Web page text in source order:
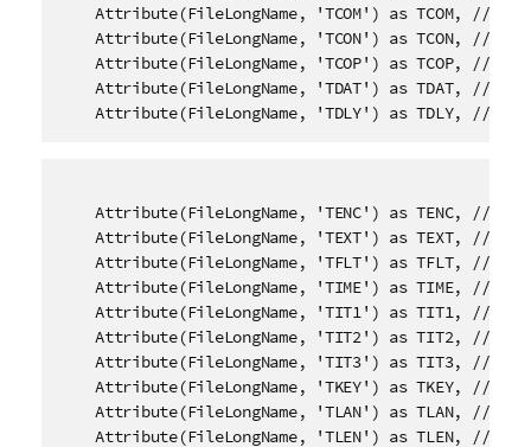
Attribute(FileLongName, 'TCOM') as TCOM, //
Attribute(FileLongName, 'TCON') as TCON, //
Attribute(FileLongName, 'TCOP') as TCOP, //
Attribute(FileLongName, 'TDAT') as TDAT, //
Attribute(FileLongName, 'TDLY') as TDLY, //
Attribute(FileLongName, 'TENC') as TENC, //
Attribute(FileLongName, 'TEXT') as TEXT, //
Attribute(FileLongName, 'TFLT') as TFLT, //
Attribute(FileLongName, 'TIME') as TIME, //
Attribute(FileLongName, 'TIT1') as TIT1, //
Attribute(FileLongName, 'TIT2') as TIT2, //
Attribute(FileLongName, 'TIT3') as TIT3, //
Attribute(FileLongName, 'TKEY') as TKEY, //
Attribute(FileLongName, 'TLAN') as TLAN, //
Attribute(FileLongName, 'TLEN') as TLEN, //